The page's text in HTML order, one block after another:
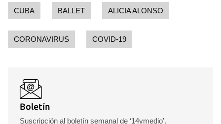
INICIAR SESIÓN CANCELAR
CUBA BALLET ALICIA ALONSO
CORONAVIRUS COVID-19
Boletín
Suscripción al boletín semanal de ‘14ymedio’.